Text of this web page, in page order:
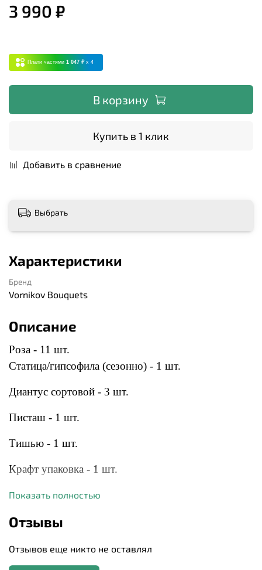
3 990 ₽
Плати частями 1 047 ₽ x 4
В корзину
Купить в 1 клик
Добавить в сравнение
Выбрать
Характеристики
Бренд
Vornikov Bouquets
Описание
Роза - 11 шт.
Статица/гипсофила (сезонно) - 1 шт.
Диантус сортовой - 3 шт.
Писташ - 1 шт.
Тишью - 1 шт.
Крафт упаковка - 1 шт.
К сожалению, мы не всегда можем гарантировать абсолютную
иметь свой оттенок. Однако мы обещаем сохранить основной
состав, стиль вашего букета и цветовую гамму.
Показать полностью
Отзывы
Отзывов еще никто не оставлял